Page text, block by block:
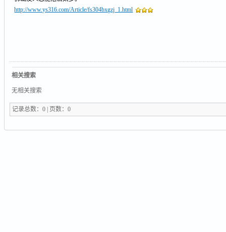
http://www.ys316.com/Article/fs304bxgzj_1.html
相关搜索
无相关搜索
记录总数：0 | 页数：0